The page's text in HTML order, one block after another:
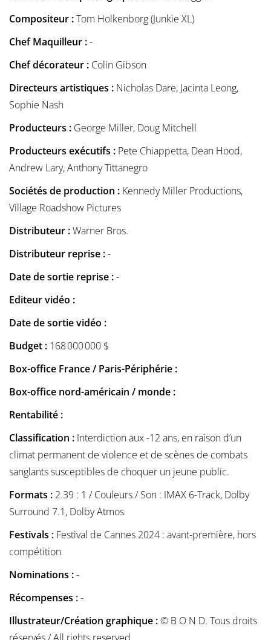
Compositeur :Tom Holkenborg (Junkie XL)
Chef Maquilleur :-
Chef décorateur : Colin Gibson
Directeurs artistiques : Nicholas Dare, Jacinta Leong,
Sophie Nash
Producteurs : George Miller, Doug Mitchell
Producteurs exécutifs : Pete Chiappetta, Dean Hood,
Andrew Lary, Anthony Tittanegro
Sociétés de production : Kennedy Miller Productions,
Village Roadshow Pictures
Distributeur :Warner Bros.
Distributeur reprise :-
Date de sortie reprise :-
Editeur vidéo :
Date de sortie vidéo :
Budget : 168 000 000 $
Box-office France / Paris-Périphérie :
Box-office nord-américain / monde :
Rentabilité :
Classification : Interdiction aux -12 ans, en raison d’un
climat permanent de violence et de scènes de combats
sanglants susceptibles de choquer un jeune public.
Formats : 2.39 : 1 / Couleurs / Son : IMAX 6-Track, Dolby
Surround 7.1, Dolby Atmos
Festivals : Festival de Cannes 2024 : avant-première, hors
compétition
Nominations :-
Récompenses :-
Illustrateur/Création graphique :© B O N D. Tous droits